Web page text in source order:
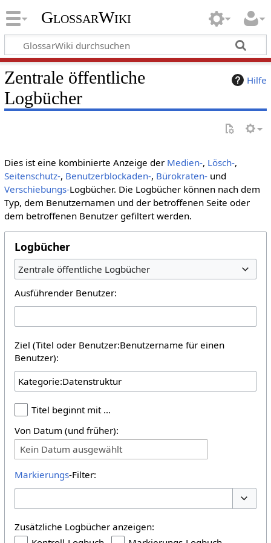
GlossarWiki
Hilfe
Zentrale öffentliche
Logbücher
Dies ist eine kombinierte Anzeige der Medien-, Lösch-,
Seitenschutz-, Benutzerblockaden-, Bürokraten-und
Verschiebungs-Logbücher. Die Logbücher können nach dem
Typ, dem Benutzernamen und der betroffenen Seite oder
dem betroffenen Benutzer gefiltert werden.
Logbücher
Zentrale öffentliche Logbücher
Ausführender Benutzer:
Ziel (Titel oder Benutzer:Benutzername für einen
Benutzer):
Titel beginnt mit …
Von Datum (und früher):
Kein Datum ausgewählt
Markierungs-Filter:
Zusätzliche Logbücher anzeigen: